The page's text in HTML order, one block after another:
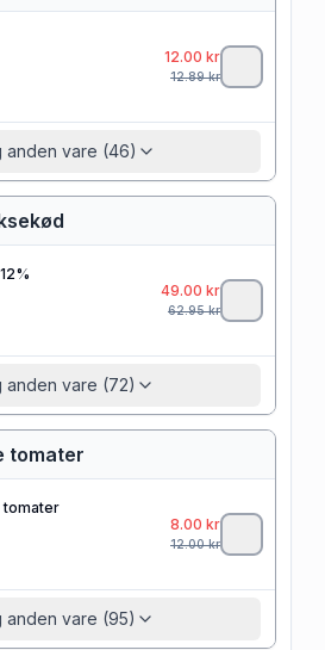
12.00 kr
12.89kr
anden vare (46)
49.00 kr
62.95kr
vare (72)
tomater
tomater
8.00 kr
12.00kr
vare (95)